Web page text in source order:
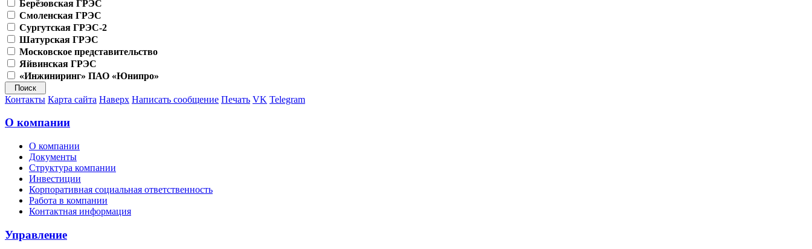
Берёзовская ГРЭС
Смоленская ГРЭС
Сургутская ГРЭС-2
Шатурская ГРЭС
Московское представительство
Яйвинская ГРЭС
«Инжиниринг» ПАО «Юнипро»
Контакты Карта сайта Наверх Написать сообщение Печать VK Telegram
О компании
О компании
Документы
Структура компании
Инвестиции
Корпоративная социальная ответственность
Работа в компании
Контактная информация
Управление